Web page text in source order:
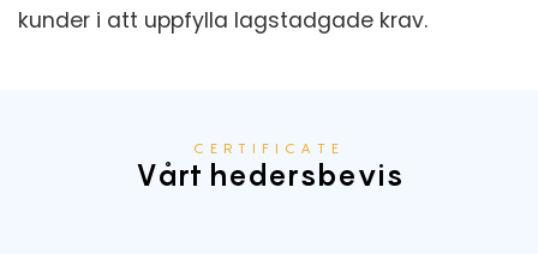
kunder i att uppfylla lagstadgade krav.
CERTIFICATE
Vårt hedersbevis